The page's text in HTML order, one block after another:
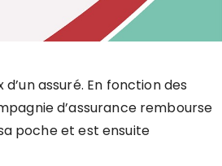
assuré. En fonction des
d’assurance rembourse
poche et est ensuite